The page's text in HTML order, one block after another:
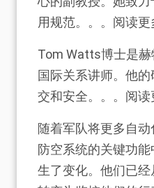
用规范。。。阅读更
Tom Watts博士是
国际关系讲师。他
交和安全。。。阅读
随着军队将更多自
防空系统的关键功
生了变化。他们已